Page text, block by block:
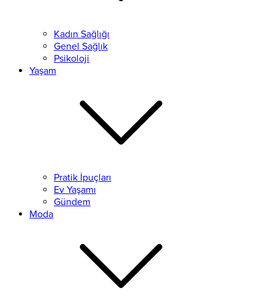
Kadın Sağlığı
Genel Sağlık
Psikoloji
Yaşam
Pratik İpuçları
Ev Yaşamı
Gündem
Moda